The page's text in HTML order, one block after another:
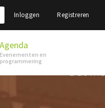
Inloggen Registreren
Agenda
Evenementen en
programmering